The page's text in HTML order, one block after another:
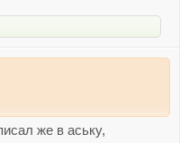
же в аську,